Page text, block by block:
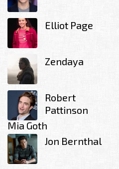
Elliot Page
Zendaya
Robert
Pattinson
Mia Goth
Jon Bernthal